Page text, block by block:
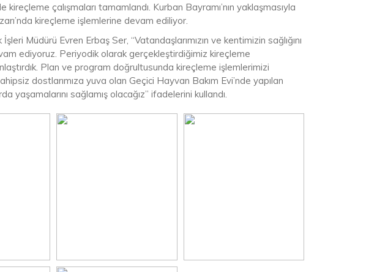
çalışmaları tamamlandı. Kurban Bayramı’nın yaklaşmasıyla
kireçleme işlemlerine devam ediliyor.
Müdürü Evren Erbaş Ser, “Vatandaşlarımızın ve kentimizin sağlığını
ediyoruz. Periyodik olarak gerçekleştirdiğimiz kireçleme
Plan ve program doğrultusunda kireçleme işlemlerimizi
dostlarımıza yuva olan Geçici Hayvan Bakım Evi’nde yapılan
yaşamalarını sağlamış olacağız” ifadelerini kullandı.